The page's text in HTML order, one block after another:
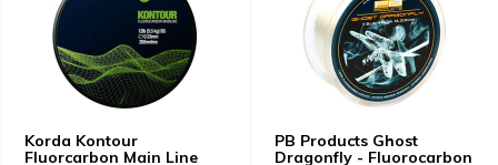
Korda Kontour
Fluorcarbon Main Line
PB Products Ghost
Dragonfly - Fluorocarbon